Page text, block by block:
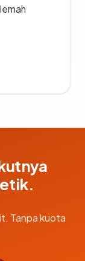
Tanpa kuota